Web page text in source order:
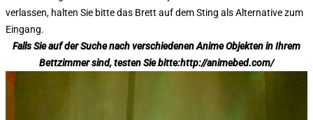
verlassen, halten Sie bitte das Brett auf dem Sting als Alternative zum
Eingang.
Falls Sie auf der Suche nach verschiedenen Anime Objekten in Ihrem
Bettzimmer sind, testen Sie bitte:http://animebed.com/